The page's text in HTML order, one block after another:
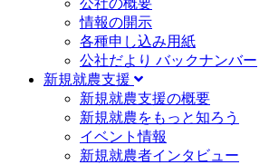
公社の概要
情報の開示
各種申し込み用紙
公社だより バックナンバー
新規就農支援
新規就農支援の概要
新規就農をもっと知ろう
イベント情報
新規就農者インタビュー